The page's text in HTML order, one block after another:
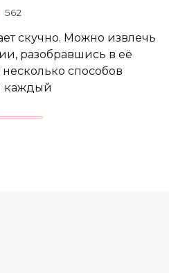
562
скучно. Можно извлечь
разобравшись в её
способов
каждый